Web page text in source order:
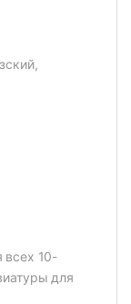
всех 10-
для